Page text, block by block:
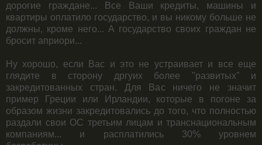
дорогие граждане... Все Ваши кредиты, машины и
квартиры оплатило государство, и вы никому больше не
должны, кроме него... А государство своих граждан не
бросит априори...
Ну хорошо, если Вас и это не устраивает и все еще
глядите в сторону дргуих более "развитых" и
закредитованных стран. Для Вас ничего не значит
пример Греции или Ирландии, которые в погоне за
образом жизни закредитовались до того, что полностью
раздали свои ОС третьим лицам и транснациональным
компаниям... и расплатились 30% уровнем